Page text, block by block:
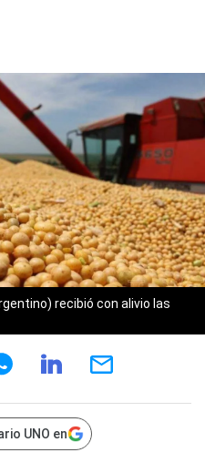
recibió con alivio las
UNO en